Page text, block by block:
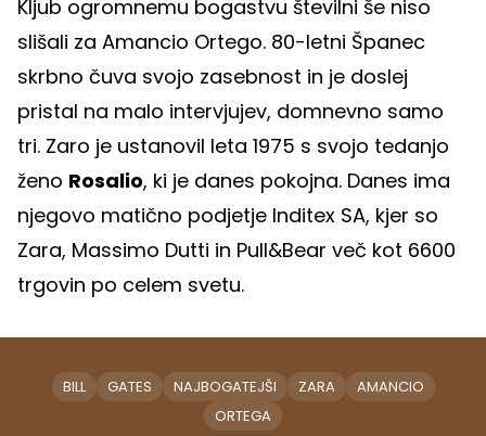
Kljub ogromnemu bogastvu številni še niso
slišali za Amancio Ortego. 80-letni Španec
skrbno čuva svojo zasebnost in je doslej
pristal na malo intervjujev, domnevno samo
tri. Zaro je ustanovil leta 1975 s svojo tedanjo
ženo Rosalio, ki je danes pokojna. Danes ima
njegovo matično podjetje Inditex SA, kjer so
Zara, Massimo Dutti in Pull&Bear več kot 6600
trgovin po celem svetu.
BILL GATES NAJBOGATEJŠI ZARA
AMANCIO
ORTEGA